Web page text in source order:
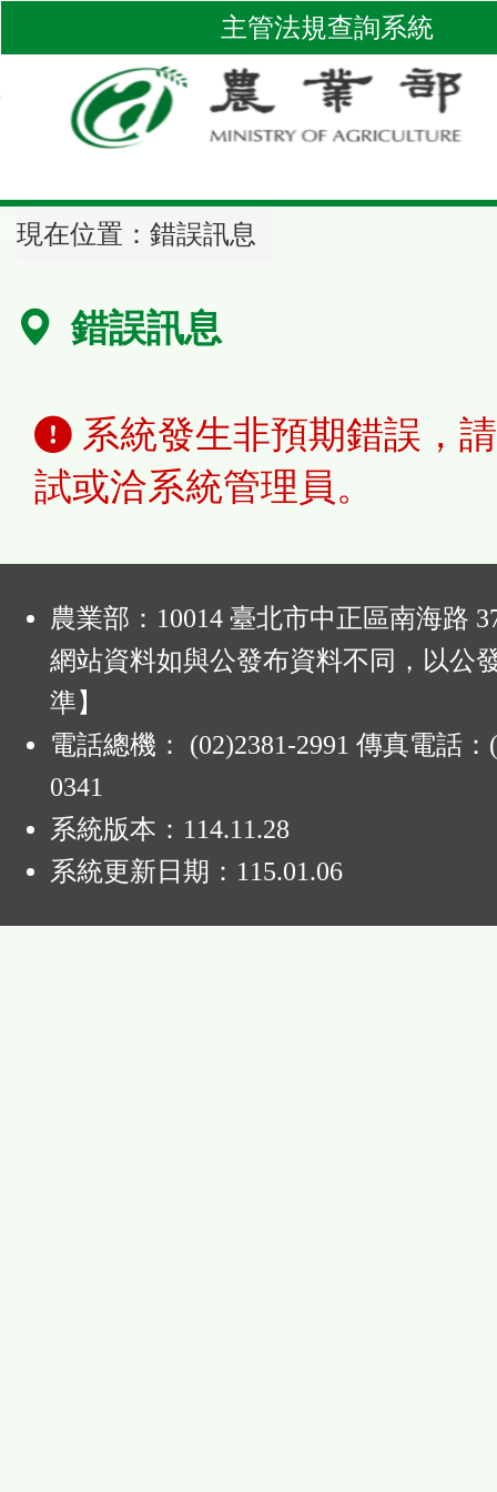
到
區
塊
主管法規查詢系統
現在位置： 錯誤訊息
錯誤訊息
系統發生非預期錯誤，
試或洽系統管理員。
農業部：10014 臺北市中正區南海路
網站資料如與公發布資料不同，以公
準】
電話總機： (02)2381-2991 傳真電話：
0341
系統版本： 114.11.28
系統更新日期： 115.01.06